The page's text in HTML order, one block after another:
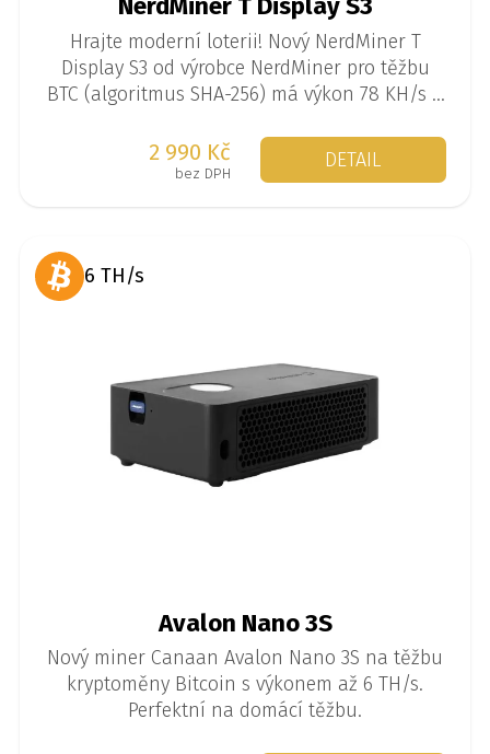
NerdMiner T Display S3
Hrajte moderní loterii! Nový NerdMiner T
Display S3 od výrobce NerdMiner pro těžbu
BTC (algoritmus SHA-256) má výkon 78 KH/s a
se miner těží sám a je malá šance, že
najednou vytěží 3,125 BTC.
2 990 Kč
bez DPH
DETAIL
Avalon Nano 3S
Nový miner Canaan Avalon Nano 3S na těžbu
kryptoměny Bitcoin s výkonem až 6 TH/s.
Perfektní na domácí těžbu.
6 TH/s